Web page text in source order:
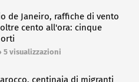
de Janeiro, raffiche di vento
cento all'ora: cinque
5 visualizzazioni
centinaia di migranti